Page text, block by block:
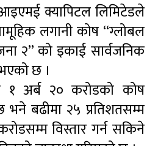
क्यापिटल लिमिटेडले
लगानी कोष “ग्लोबल
२” को इकाई सार्वजनिक
छ ।
१ अर्ब २० करोडको कोष
बढीमा २५ प्रतिशतसम्म
विस्तार गर्न सकिने